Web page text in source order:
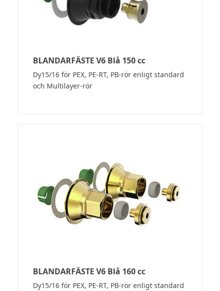
BLANDARFÄSTE V6 Blå 150 cc
Dy15/16 för PEX, PE-RT, PB-rör enligt standard
och Multilayer-rör
BLANDARFÄSTE V6 Blå 160 cc
Dy15/16 för PEX, PE-RT, PB-rör enligt standard